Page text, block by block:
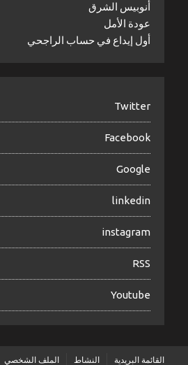
أنوبيس الشرق
عودة الأمل
أول إيداع في حساب الراجحي
Twitter
Facebook
Google
linkedin
instagram
RSS
Youtube
القائمة البريدية النشاط الملف الشخصي